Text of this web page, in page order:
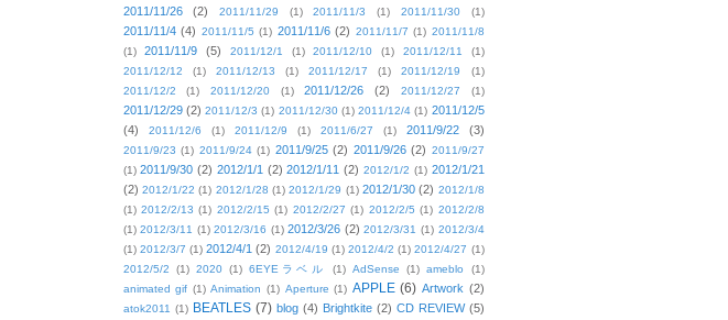
2011/11/26 (2) 2011/11/29 (1) 2011/11/3 (1) 2011/11/30 (1)
2011/11/4 (4) 2011/11/5 (1) 2011/11/6 (2) 2011/11/7 (1) 2011/11/8
(1)
2011/11/9 (5) 2011/12/1 (1) 2011/12/10 (1) 2011/12/11
(1)
2011/12/12
(1) 2011/12/13 (1) 2011/12/17 (1) 2011/12/19
(1)
2011/12/2
(1) 2011/12/20 (1) 2011/12/26 (2) 2011/12/27 (1)
2011/12/29 (2) 2011/12/3 (1) 2011/12/30 (1) 2011/12/4 (1) 2011/12/5
(4)
2011/12/6 (1) 2011/12/9 (1) 2011/6/27 (1) 2011/9/22 (3)
2011/9/23 (1) 2011/9/24 (1) 2011/9/25 (2) 2011/9/26 (2) 2011/9/27
(1) 2011/9/30 (2) 2012/1/1 (2) 2012/1/11 (2) 2012/1/2 (1) 2012/1/21
(2) 2012/1/22 (1) 2012/1/28 (1) 2012/1/29 (1) 2012/1/30 (2) 2012/1/8
(1) 2012/2/13 (1) 2012/2/15 (1) 2012/2/27 (1) 2012/2/5 (1) 2012/2/8
(1) 2012/3/11 (1) 2012/3/16 (1) 2012/3/26 (2) 2012/3/31 (1) 2012/3/4
(1) 2012/3/7 (1) 2012/4/1 (2) 2012/4/19 (1) 2012/4/2 (1) 2012/4/27 (1)
2012/5/2
(1) 2020 (1) 6EYEラベル (1) AdSense (1) ameblo
(1)
animated gif (1) Animation (1) Aperture (1) APPLE (6) Artwork (2)
atok2011 (1) BEATLES (7) blog (4) Brightkite (2) CD REVIEW (5)